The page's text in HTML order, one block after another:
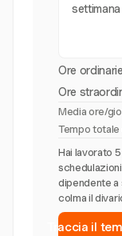
settimana
Ore
Ore
Media ore/
Tempo totale
Hai lavorato
dipendente a
colma il
Traccia il